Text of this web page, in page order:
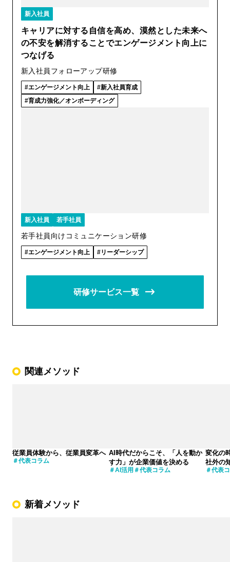
新入社員
キャリアに対する自信を高め、漠然とした未来へ
の不安を解消することでエンゲージメント向上に
つなげる
新入社員フォローアップ研修
エンゲージメント向上
新入社員育成
育成力強化／オンボーディング
新入社員 若手社員
若手社員向けコミュニケーション研修
エンゲージメント向上 リーダーシップ
研修サービス一覧
関連メソッド
従業員体験から、従業員変革へ
代表コラム
AI時代だからこそ、「人を動か
す力」が企業価値を決める
AI活用 代表コラム
変化の
社外の
代表
新着メソッド